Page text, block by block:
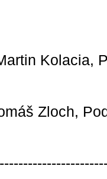
Kolacia,
Zloch,